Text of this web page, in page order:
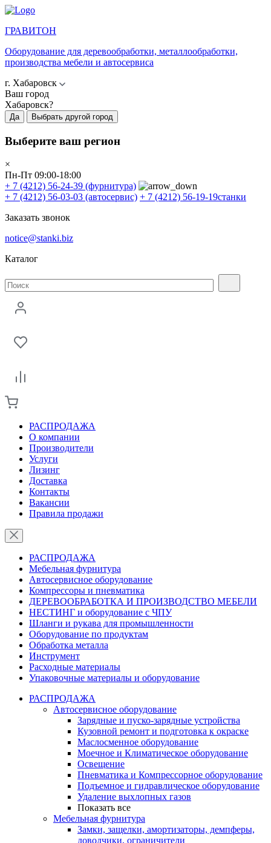
ГРАВИТОН
Оборудование для деревообработки, металлообработки,
производства мебели и автосервиса
г. Хабаровск
Ваш город
Хабаровск?
Да Выбрать другой город
Выберите ваш регион
×
Пн-Пт 09:00-18:00
+ 7 (4212) 56-24-39 (фурнитура)
+ 7 (4212) 56-03-03 (автосервис) + 7 (4212) 56-19-19станки
Заказать звонок
notice@stanki.biz
Каталог
РАСПРОДАЖА
О компании
Производители
Услуги
Лизинг
Доставка
Контакты
Вакансии
Правила продажи
РАСПРОДАЖА
Мебельная фурнитура
Автосервисное оборудование
Компрессоры и пневматика
ДЕРЕВООБРАБОТКА И ПРОИЗВОДСТВО МЕБЕЛИ
НЕСТИНГ и оборудование с ЧПУ
Шланги и рукава для промышленности
Оборудование по продуктам
Обработка металла
Инструмент
Расходные материалы
Упаковочные материалы и оборудование
РАСПРОДАЖА
Автосервисное оборудование
Зарядные и пуско-зарядные устройства
Кузовной ремонт и подготовка к окраске
Маслосменное оборудование
Моечное и Климатическое оборудование
Освещение
Пневматика и Компрессорное оборудование
Подъемное и гидравлическое оборудование
Удаление выхлопных газов
Показать все
Мебельная фурнитура
Замки, защелки, амортизаторы, демпферы,
доводчики, ограничители